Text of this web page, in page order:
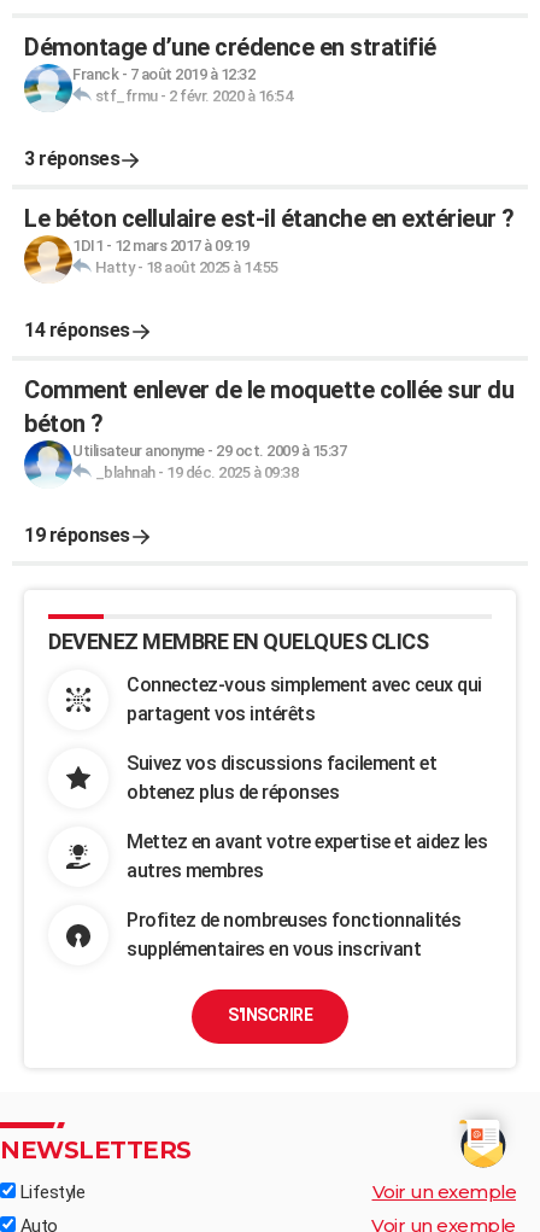
Démontage d’une crédence en stratifié
Franck- 7 août 2019 à 12:32
stf_frmu- 2 févr. 2020 à 16:54
3 réponses
Le béton cellulaire est-il étanche en extérieur ?
1DI1 - 12 mars 2017 à 09:19
Hatty- 18 août 2025 à 14:55
14 réponses
Comment enlever de le moquette collée sur du
béton ?
Utilisateur anonyme- 29 oct. 2009 à 15:37
_blahnah- 19 déc. 2025 à 09:38
19 réponses
DEVENEZ MEMBRE EN QUELQUES CLICS
Connectez-vous simplement avec ceux qui
partagent vos intérêts
Suivez vos discussions facilement et
obtenez plus de réponses
Mettez en avant votre expertise et aidez les
autres membres
Profitez de nombreuses fonctionnalités
supplémentaires en vous inscrivant
S'INSCRIRE
NEWSLETTERS
Lifestyle Voir un exemple
Auto Voir un exemple